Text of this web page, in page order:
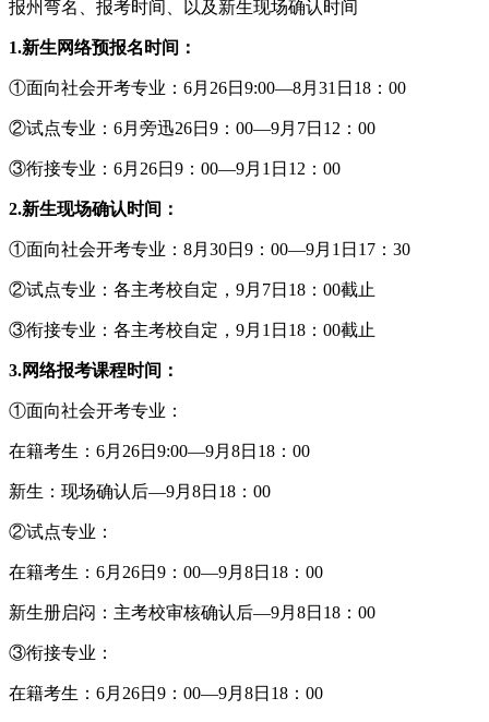
报州弯名、报考时间、以及新生现场确认时间
1.新生网络预报名时间：
①面向社会开考专业：6月26日9:00—8月31日18：00
②试点专业：6月旁迅26日9：00—9月7日12：00
③衔接专业：6月26日9：00—9月1日12：00
2.新生现场确认时间：
①面向社会开考专业：8月30日9：00—9月1日17：30
②试点专业：各主考校自定，9月7日18：00截止
③衔接专业：各主考校自定，9月1日18：00截止
3.网络报考课程时间：
①面向社会开考专业：
在籍考生：6月26日9:00—9月8日18：00
新生：现场确认后—9月8日18：00
②试点专业：
在籍考生：6月26日9：00—9月8日18：00
新生册启闷：主考校审核确认后—9月8日18：00
③衔接专业：
在籍考生：6月26日9：00—9月8日18：00